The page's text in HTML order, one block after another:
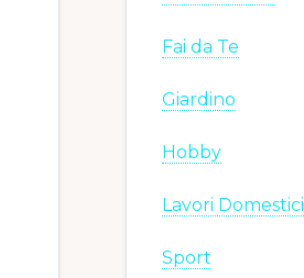
Fai da Te
Giardino
Hobby
Lavori Domestici
Sport